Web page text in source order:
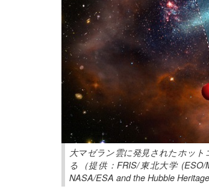
大マゼラン雲に発見されたホッ
る（提供：FRIS/東北大学 (ESO/
NASA/ESA and the Hubble